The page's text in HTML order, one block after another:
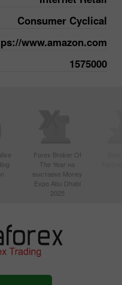
Consumer Cyclical
www.amazon.com
1575000
Forex Broker Of
The Year на
выставке Money
Expo Abu Dhabi
2025